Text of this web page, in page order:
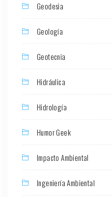
Geodesia
Geología
Geotecnia
Hidráulica
Hidrología
Humor Geek
Impacto Ambiental
Ingeniería Ambiental